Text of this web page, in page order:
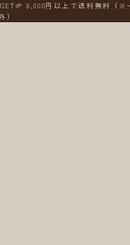
8,000円以上で送料無料（※
）